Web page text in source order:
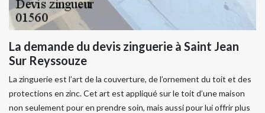
La demande du devis zinguerie à Saint Jean
Sur Reyssouze
La zinguerie est l’art de la couverture, de l’ornement du toit et des
protections en zinc. Cet art est appliqué sur le toit d’une maison
non seulement pour en prendre soin, mais aussi pour lui offrir plus